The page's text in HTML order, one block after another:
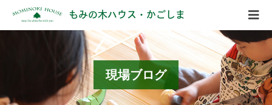
もみの木ハウス・かごしま
現場ブログ